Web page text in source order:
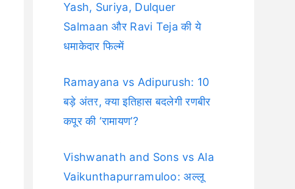
Yash, Suriya, Dulquer
Salmaan और Ravi Teja की ये
धमाकेदार फिल्में
Ramayana vs Adipurush: 10
बड़े अंतर, क्या इतिहास बदलेगी रणबीर
कपूर की ‘रामायण’?
Vishwanath and Sons vs Ala
Vaikunthapurramuloo: अल्लू